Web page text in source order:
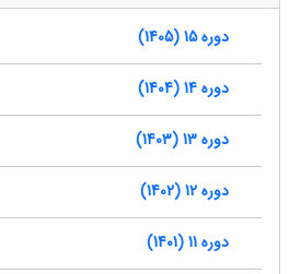
دوره 15 (1405)
دوره 14 (1404)
دوره 13 (1403)
دوره 12 (1402)
دوره 11 (1401)